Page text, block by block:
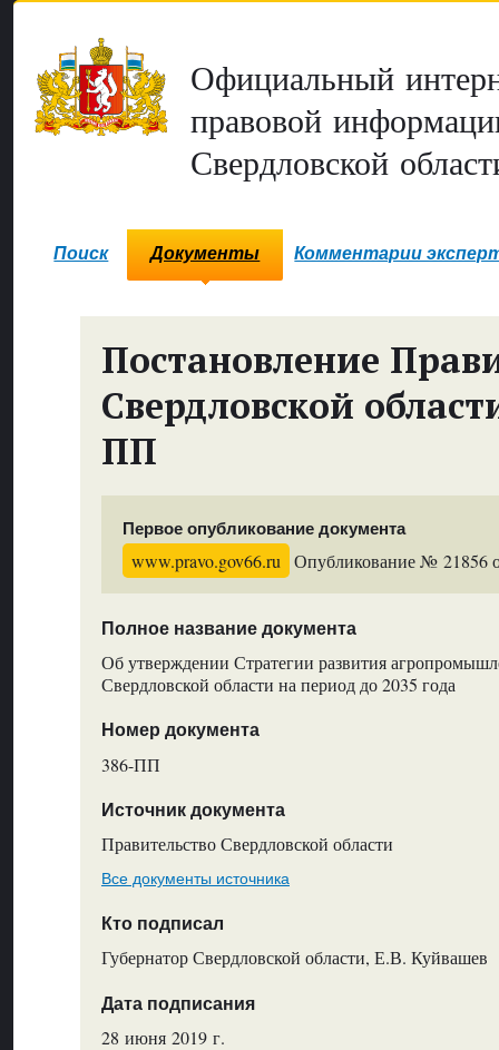
Официальный
правовой
Свердловской
Поиск Документы Комментарии
Постановление
Свердловской
ПП
Первое опубликование документа
www.pravo.gov66.ru Опубликование № 21856
Полное название документа
Об утверждении Стратегии развития
Свердловской области на период до 2035 года
Номер документа
386-ПП
Источник документа
Правительство Свердловской области
Все документы источника
Кто подписал
Губернатор Свердловской области, Е.В. Куйвашев
Дата подписания
28 июня 2019 г.